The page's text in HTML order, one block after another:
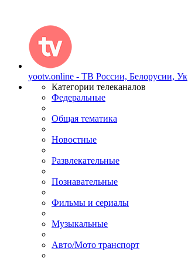
yootv.online - ТВ России, Белорусии,
Категории телеканалов
Федеральные
Общая тематика
Новостные
Развлекательные
Познавательные
Фильмы и сериалы
Музыкальные
Авто/Мото транспорт